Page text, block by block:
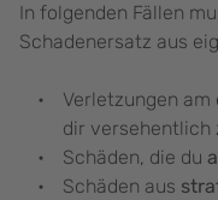
In folgenden Fällen
Schadenersatz aus
Verletzungen am
dir versehentlich
Schäden, die du
Schäden aus